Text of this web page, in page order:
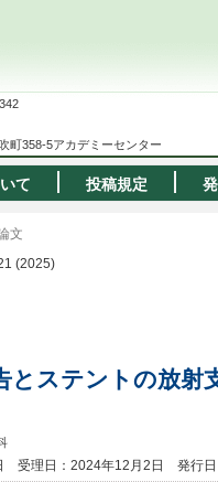
町358-5アカデミーセンター
て 投稿規定
文
(2025)
とステントの放射
受理日：2024年12月2日
発行